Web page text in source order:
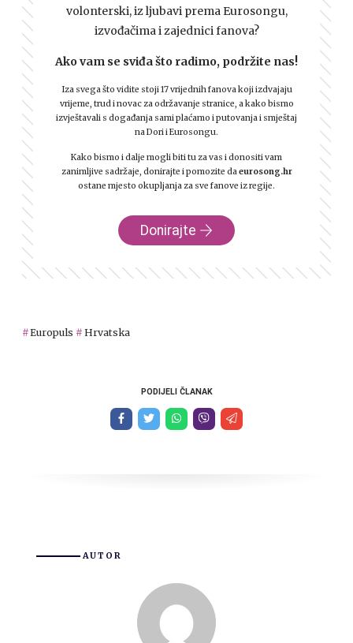
volonterski, iz ljubavi prema Eurosongu,
izvođačima i zajednici fanova?
Ako vam se sviđa što radimo, podržite nas!
Iza svega što vidite stoji 17 vrijednih fanova koji izdvajaju
vrijeme, trud i novac za održavanje stranice, a kako bismo
izvještavali s događanja sami plaćamo i putovanja i smještaj
na Dori i Eurosongu.
Kako bismo i dalje mogli biti tu za vas i donositi vam
zanimljive sadržaje, donirajte i pomozite daeurosong.hr
ostane mjesto okupljanja za sve fanove iz regije.
Donirajte
Europuls Hrvatska
PODIJELI ČLANAK
AUTOR